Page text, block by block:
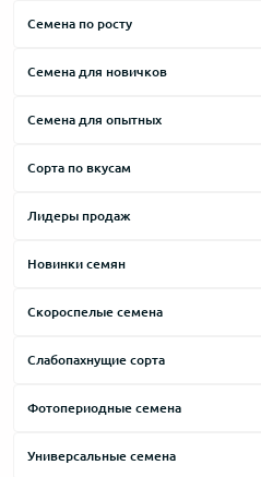
Critical
Haze
Northern Lights
Семена по росту
Низкие сорта
Cемена для новичков
Семена для опытных
Сорта по вкусам
Древесный
Молочный
Мускатный
Лидеры продаж
Новинки семян
Скороспелые семена
Слабопахнущие сорта
Фотопериодные семена
Универсальные семена